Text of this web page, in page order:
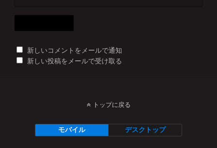
新しいコメントをメールで通知
新しい投稿をメールで受け取る
トップに戻る
モバイル デスクトップ